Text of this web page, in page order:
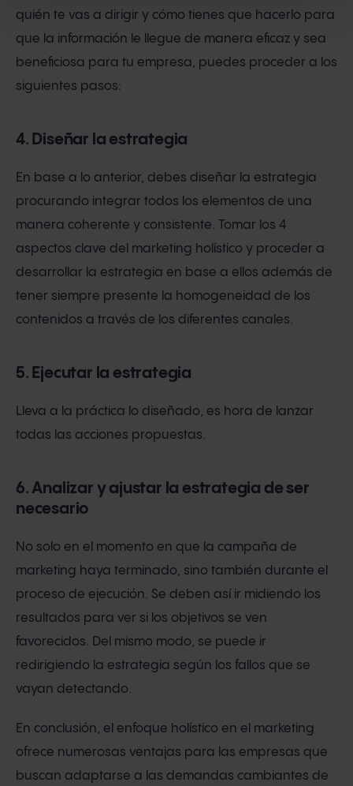
quién te vas a dirigir y cómo tienes que hacerlo para
que la información le llegue de manera eficaz y sea
beneficiosa para tu empresa, puedes proceder a los
siguientes pasos:
4. Diseñar la estrategia
En base a lo anterior, debes diseñar la estrategia
procurando integrar todos los elementos de una
manera coherente y consistente. Tomar los 4
aspectos clave del marketing holístico y proceder a
desarrollar la estrategia en base a ellos además de
tener siempre presente la homogeneidad de los
contenidos a través de los diferentes canales.
5. Ejecutar la estrategia
Lleva a la práctica lo diseñado, es hora de lanzar
todas las acciones propuestas.
6. Analizar y ajustar la estrategia de ser
necesario
No solo en el momento en que la campaña de
marketing haya terminado, sino también durante el
proceso de ejecución. Se deben así ir midiendo los
resultados para ver si los objetivos se ven
favorecidos. Del mismo modo, se puede ir
redirigiendo la estrategia según los fallos que se
vayan detectando.
En conclusión, el enfoque holístico en el marketing
ofrece numerosas ventajas para las empresas que
buscan adaptarse a las demandas cambiantes de